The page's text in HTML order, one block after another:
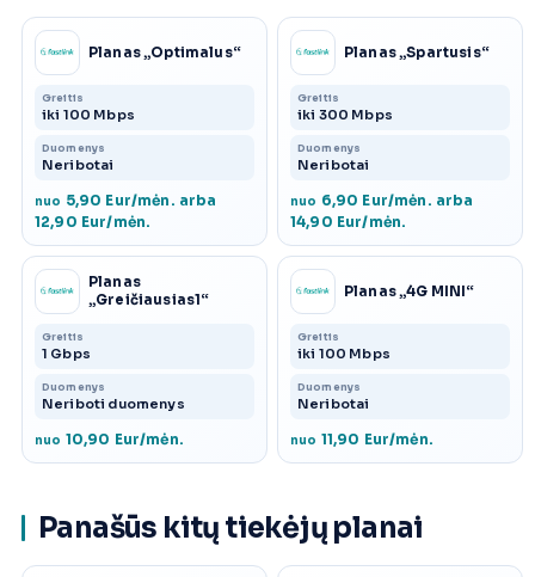
Planas „Optimalus“
Greitis
iki 100 Mbps
Duomenys
Neribotai
nuo 5,90 Eur/mėn. arba
12,90 Eur/mėn.
Planas „Spartusis“
Greitis
iki 300 Mbps
Duomenys
Neribotai
nuo 6,90 Eur/mėn. arba
14,90 Eur/mėn.
Planas
„Greičiausias1“
Greitis
1 Gbps
Duomenys
Neriboti duomenys
nuo 10,90 Eur/mėn.
Planas „4G MINI“
Greitis
iki 100 Mbps
Duomenys
Neribotai
nuo 11,90 Eur/mėn.
Panašūs kitų tiekėjų planai